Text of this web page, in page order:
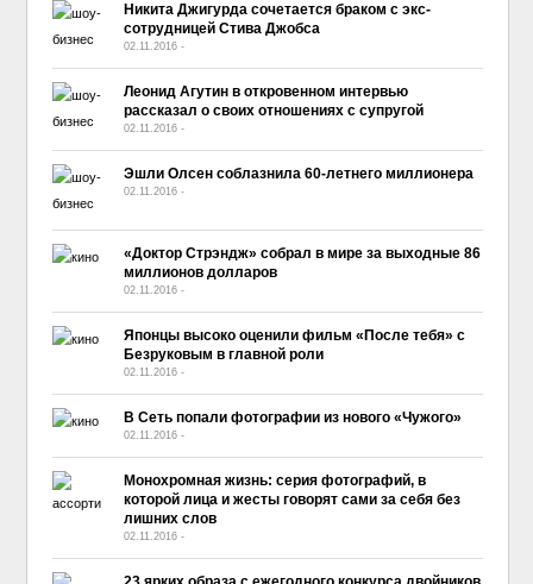
Никита Джигурда сочетается браком с экс-
сотрудницей Стива Джобса
02.11.2016 -
Леонид Агутин в откровенном интервью
рассказал о своих отношениях с супругой
02.11.2016 -
Эшли Олсен соблазнила 60-летнего миллионера
02.11.2016 -
«Доктор Стрэндж» собрал в мире за выходные 86
миллионов долларов
02.11.2016 -
Японцы высоко оценили фильм «После тебя» с
Безруковым в главной роли
02.11.2016 -
В Сеть попали фотографии из нового «Чужого»
02.11.2016 -
Монохромная жизнь: серия фотографий, в
которой лица и жесты говорят сами за себя без
лишних слов
02.11.2016 -